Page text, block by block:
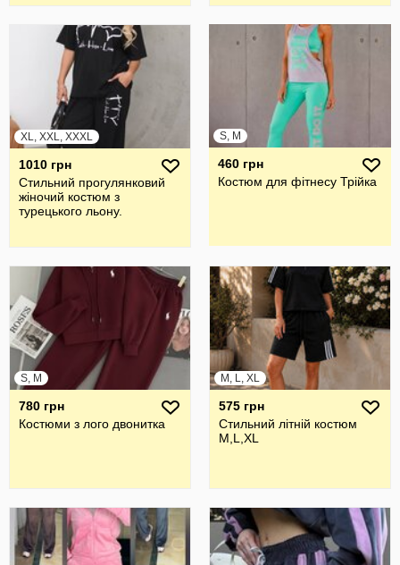
XL, XXL, XXXL
1010 грн
Стильний прогулянковий
жiночий костюм з
турецького льону.
S, M
460 грн
Костюм для фітнесу Трійка
S, M
780 грн
Костюми з лого двонитка
M, L, XL
575 грн
Стильний літній костюм
M,L,XL